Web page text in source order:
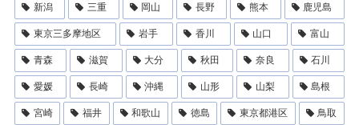
新潟 三重 岡山 長野 熊本 鹿児島
東京三多摩地区 岩手 香川 山口 富山
青森 滋賀 大分 秋田 奈良 石川
愛媛 長崎 沖縄 山形 山梨 島根
宮崎 福井 和歌山 徳島 東京都港区 鳥取